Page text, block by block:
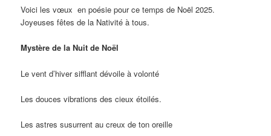
Voici les vœux en poésie pour ce temps de Noël 2025.
Joyeuses fêtes de la Nativité à tous.
Mystère de la Nuit de Noël
Le vent d’hiver sifflant dévoile à volonté
Les douces vibrations des cieux étoilés.
Les astres susurrent au creux de ton oreille